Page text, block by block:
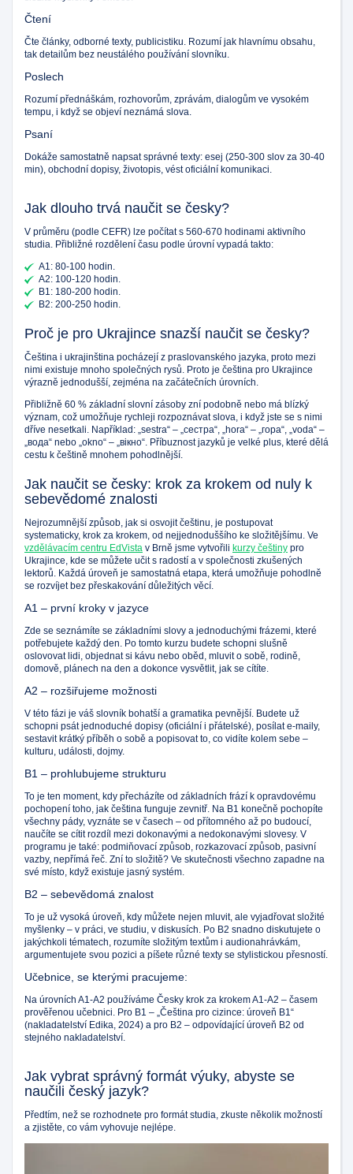
Čtení
Čte články, odborné texty, publicistiku. Rozumí jak hlavnímu obsahu,
tak detailům bez neustálého používání slovníku.
Poslech
Rozumí přednáškám, rozhovorům, zprávám, dialogům ve vysokém
tempu, i když se objeví neznámá slova.
Psaní
Dokáže samostatně napsat správné texty: esej (250-300 slov za 30-40
min), obchodní dopisy, životopis, vést oficiální komunikaci.
Jak dlouho trvá naučit se česky?
V průměru (podle CEFR) lze počítat s 560-670 hodinami aktivního
studia. Přibližné rozdělení času podle úrovní vypadá takto:
A1: 80-100 hodin.
A2: 100-120 hodin.
B1: 180-200 hodin.
B2: 200-250 hodin.
Proč je pro Ukrajince snazší naučit se česky?
Čeština i ukrajinština pocházejí z praslovanského jazyka, proto mezi
nimi existuje mnoho společných rysů. Proto je čeština pro Ukrajince
výrazně jednodušší, zejména na začátečních úrovních.
Přibližně 60 % základní slovní zásoby zní podobně nebo má blízký
význam, což umožňuje rychleji rozpoznávat slova, i když jste se s nimi
dříve nesetkali. Například: „sestra“ – „сестра“, „hora“ – „гора“, „voda“ –
„вода“ nebo „okno“ – „вікно“. Příbuznost jazyků je velké plus, které dělá
cestu k češtině mnohem pohodlnější.
Jak naučit se česky: krok za krokem od nuly k
sebevědomé znalosti
Nejrozumnější způsob, jak si osvojit češtinu, je postupovat
systematicky, krok za krokem, od nejjednoduššího ke složitějšímu. Ve
vzdělávacím centru EdVista v Brně jsme vytvořili kurzy češtiny pro
Ukrajince, kde se můžete učit s radostí a v společnosti zkušených
lektorů. Každá úroveň je samostatná etapa, která umožňuje pohodlně
se rozvíjet bez přeskakování důležitých věcí.
A1 – první kroky v jazyce
Zde se seznámíte se základními slovy a jednoduchými frázemi, které
potřebujete každý den. Po tomto kurzu budete schopni slušně
oslovovat lidi, objednat si kávu nebo oběd, mluvit o sobě, rodině,
domově, plánech na den a dokonce vysvětlit, jak se cítíte.
A2 – rozšiřujeme možnosti
V této fázi je váš slovník bohatší a gramatika pevnější. Budete už
schopni psát jednoduché dopisy (oficiální i přátelské), posílat e-maily,
sestavit krátký příběh o sobě a popisovat to, co vidíte kolem sebe –
kulturu, události, dojmy.
B1 – prohlubujeme strukturu
To je ten moment, kdy přecházíte od základních frází k opravdovému
pochopení toho, jak čeština funguje zevnitř. Na B1 konečně pochopíte
všechny pády, vyznáte se v časech – od přítomného až po budoucí,
naučíte se cítit rozdíl mezi dokonavými a nedokonavými slovesy. V
programu je také: podmiňovací způsob, rozkazovací způsob, pasivní
vazby, nepřímá řeč. Zní to složitě? Ve skutečnosti všechno zapadne na
své místo, když existuje jasný systém.
B2 – sebevědomá znalost
To je už vysoká úroveň, kdy můžete nejen mluvit, ale vyjadřovat složité
myšlenky – v práci, ve studiu, v diskusích. Po B2 snadno diskutujete o
jakýchkoli tématech, rozumíte složitým textům i audionahrávkám,
argumentujete svou pozici a píšete různé texty se stylistickou přesností.
Učebnice, se kterými pracujeme:
Na úrovních A1-A2 používáme Česky krok za krokem A1-A2 – časem
prověřenou učebnici. Pro B1 – „Čeština pro cizince: úroveň B1“
(nakladatelství Edika, 2024) a pro B2 – odpovídající úroveň B2 od
stejného nakladatelství.
Jak vybrat správný formát výuky, abyste se
naučili český jazyk?
Předtím, než se rozhodnete pro formát studia, zkuste několik možností
a zjistěte, co vám vyhovuje nejlépe.